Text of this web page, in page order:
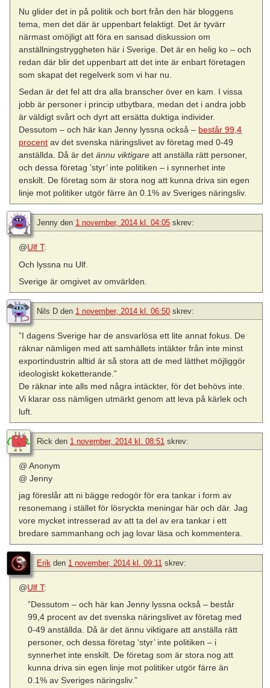
Nu glider det in på politik och bort från den här bloggens
tema, men det där är uppenbart felaktigt. Det är tyvärr
närmast omöjligt att föra en sansad diskussion om
anställningstryggheten här i Sverige. Det är en helig ko – och
redan där blir det uppenbart att det inte är enbart företagen
som skapat det regelverk som vi har nu.
Sedan är det fel att dra alla branscher över en kam. I vissa
jobb är personer i princip utbytbara, medan det i andra jobb
är väldigt svårt och dyrt att ersätta duktiga individer.
Dessutom – och här kan Jenny lyssna också – består 99,4
procent av det svenska näringslivet av företag med 0-49
anställda. Då är detännu viktigare att anställa rätt personer,
och dessa företag ’styr’ inte politiken – i synnerhet inte
enskilt. De företag som är stora nog att kunna driva sin egen
linje mot politiker utgör färre än 0.1% av Sveriges näringsliv.
Jenny den 1 november, 2014 kl. 04:05 skrev:
@Ulf T:
Och lyssna nu Ulf.
Sverige är omgivet av omvärlden.
Nils D den 1 november, 2014 kl. 06:50 skrev:
”I dagens Sverige har de ansvarlösa ett lite annat fokus. De
räknar nämligen med att samhällets intäkter från inte minst
exportindustrin alltid är så stora att de med lätthet möjliggör
ideologiskt koketterande.”
De räknar inte alls med några intäckter, för det behövs inte.
Vi klarar oss nämligen utmärkt genom att leva på kärlek och
luft.
Rick den 1 november, 2014 kl. 08:51 skrev:
@ Anonym
@ Jenny
jag föreslår att ni bägge redogör för era tankar i form av
resonemang i stället för lösryckta meningar här och där. Jag
vore mycket intresserad av att ta del av era tankar i ett
bredare sammanhang och jag lovar läsa och kommentera.
Erik den 1 november, 2014 kl. 09:11 skrev:
@Ulf T:
”Dessutom – och här kan Jenny lyssna också – består
99,4 procent av det svenska näringslivet av företag med
0-49 anställda. Då är det ännu viktigare att anställa rätt
personer, och dessa företag ‘styr’ inte politiken – i
synnerhet inte enskilt. De företag som är stora nog att
kunna driva sin egen linje mot politiker utgör färre än
0.1% av Sveriges näringsliv.”